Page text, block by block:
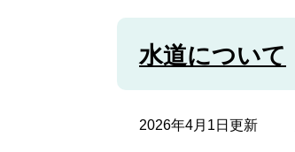
水道について
2026年4月1日更新